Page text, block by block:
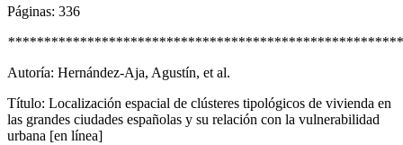
Páginas: 336
Autoría: Hernández-Aja, Agustín, et al.
Título: Localización espacial de clústeres tipológicos de vivienda en
las grandes ciudades españolas y su relación con la vulnerabilidad
urbana [en línea]